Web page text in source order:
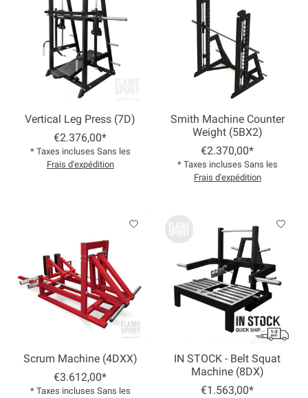
Vertical Leg Press (7D)
€2.376,00*
* Taxes incluses Sans les
Frais d'expédition
Smith Machine Counter
Weight (5BX2)
€2.370,00*
* Taxes incluses Sans les
Frais d'expédition
Scrum Machine (4DXX)
€3.612,00*
* Taxes incluses Sans les
IN STOCK - Belt Squat
Machine (8DX)
€1.563,00*